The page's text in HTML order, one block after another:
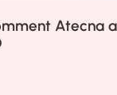
Atecna a